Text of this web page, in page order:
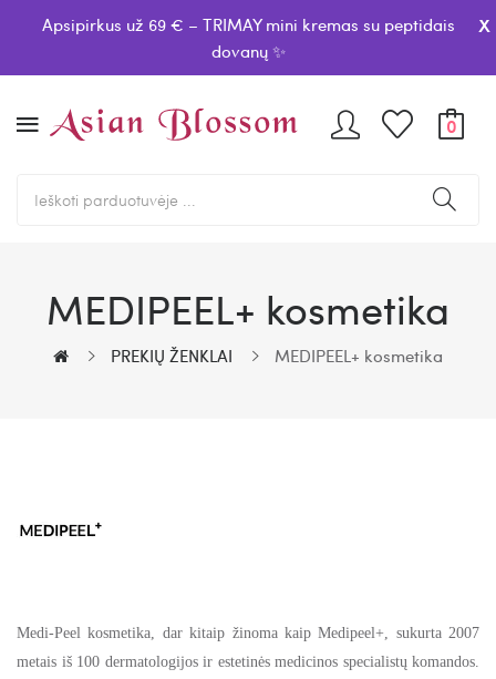
Apsipirkus už 69 € – TRIMAY mini kremas su peptidais
dovanų ✨
x
0
MEDIPEEL+ kosmetika
PREKIŲ ŽENKLAI MEDIPEEL+ kosmetika
Medi-Peel kosmetika, dar kitaip žinoma kaip Medipeel+, sukurta 2007
metais iš 100 dermatologijos ir estetinės medicinos specialistų komandos.